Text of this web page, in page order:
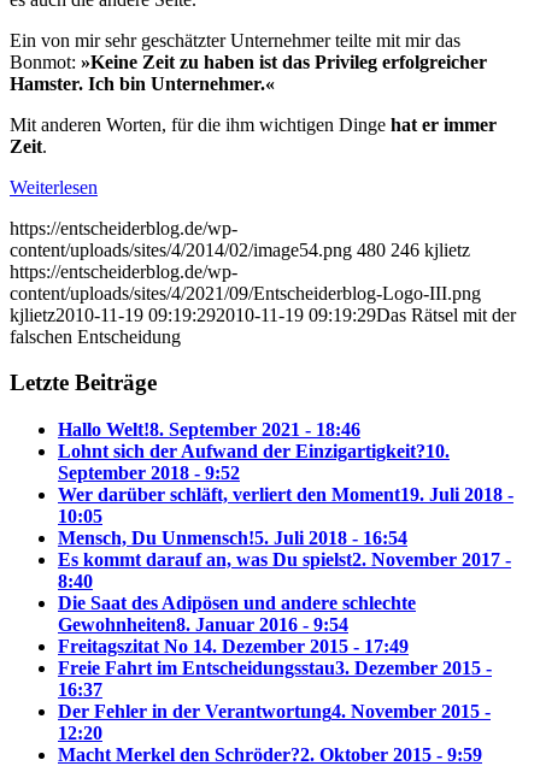
Ein von mir sehr geschätzter Unternehmer teilte mit mir das
Bonmot: »Keine Zeit zu haben ist das Privileg erfolgreicher
Hamster. Ich bin Unternehmer.«
Mit anderen Worten, für die ihm wichtigen Dinge hat er immer
Zeit.
Weiterlesen
https://entscheiderblog.de/wp-
content/uploads/sites/4/2014/02/image54.png 480 246 kjlietz
https://entscheiderblog.de/wp-
content/uploads/sites/4/2021/09/Entscheiderblog-Logo-III.png
kjlietz2010-11-19 09:19:292010-11-19 09:19:29Das Rätsel mit der
falschen Entscheidung
Letzte Beiträge
Hallo Welt!8. September 2021 - 18:46
Lohnt sich der Aufwand der Einzigartigkeit?10.
September 2018 - 9:52
Wer darüber schläft, verliert den Moment19. Juli 2018 -
10:05
Mensch, Du Unmensch!5. Juli 2018 - 16:54
Es kommt darauf an, was Du spielst2. November 2017 -
8:40
Die Saat des Adipösen und andere schlechte
Gewohnheiten8. Januar 2016 - 9:54
Freitagszitat No 14. Dezember 2015 - 17:49
Freie Fahrt im Entscheidungsstau3. Dezember 2015 -
16:37
Der Fehler in der Verantwortung4. November 2015 -
12:20
Macht Merkel den Schröder?2. Oktober 2015 - 9:59